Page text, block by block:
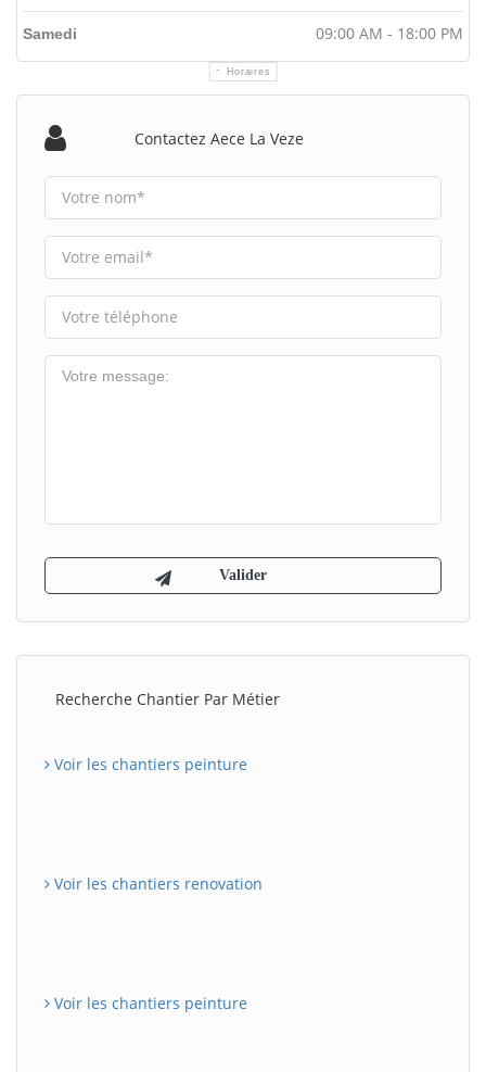
Horaires
Samedi 09:00 AM - 18:00 PM
Contactez Aece La Veze
Recherche Chantier Par Métier
Voir les chantiers peinture
Voir les chantiers renovation
Voir les chantiers peinture